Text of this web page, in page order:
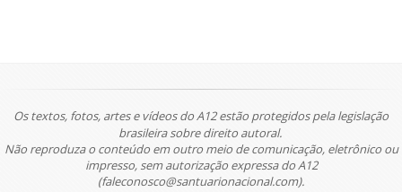
Os textos, fotos, artes e vídeos do A12 estão protegidos pela legislação
brasileira sobre direito autoral.
Não reproduza o conteúdo em outro meio de comunicação, eletrônico ou
impresso, sem autorização expressa do A12
(faleconosco@santuarionacional.com).